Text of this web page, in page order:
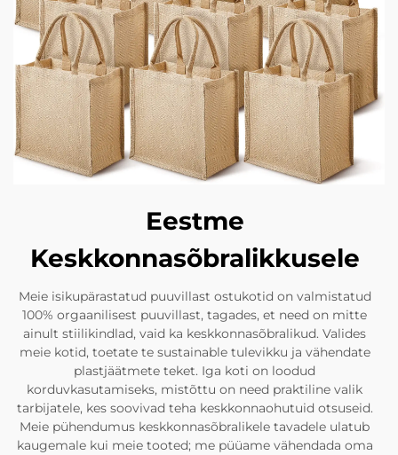
Eestme
Keskkonnasõbralikkusele
Meie isikupärastatud puuvillast ostukotid on valmistatud
100% orgaanilisest puuvillast, tagades, et need on mitte
ainult stiilikindlad, vaid ka keskkonnasõbralikud. Valides
meie kotid, toetate te sustainable tulevikku ja vähendate
plastjäätmete teket. Iga koti on loodud
korduvkasutamiseks, mistõttu on need praktiline valik
tarbijatele, kes soovivad teha keskkonnaohutuid otsuseid.
Meie pühendumus keskkonnasõbralikele tavadele ulatub
kaugemale kui meie tooted; me püüame vähendada oma